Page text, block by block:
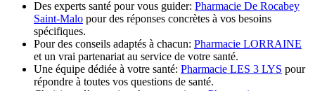
Des experts santé pour vous guider: Pharmacie De Rocabey
Saint-Malo pour des réponses concrètes à vos besoins
spécifiques.
Pour des conseils adaptés à chacun: Pharmacie LORRAINE
et un vrai partenariat au service de votre santé.
Une équipe dédiée à votre santé: Pharmacie LES 3 LYS pour
répondre à toutes vos questions de santé.